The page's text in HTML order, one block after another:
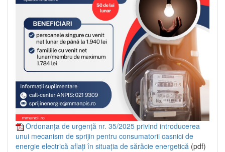
Ordonanța de urgență nr. 35/2025 privind introducerea
unui mecanism de sprijin pentru consumatorii casnici de
energie electrică aflați în situația de sărăcie energetică (pdf)